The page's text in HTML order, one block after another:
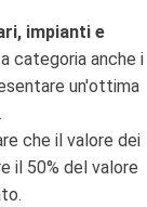
impianti e
categoria anche i
un'ottima
che il valore dei
il 50% del valore